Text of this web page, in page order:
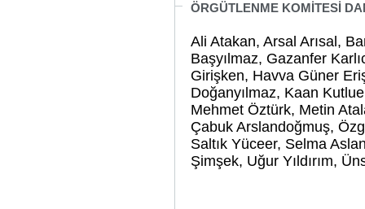
ÖRGÜTLENME KOMİTESİ
Ali Atakan, Arsal Arısal,
Başyılmaz, Gazanfer
Girişken, Havva Güner
Doğanyılmaz, Kaan
Mehmet Öztürk, Metin
Çabuk Arslandoğmuş,
Saltık Yüceer, Selma
Şimşek, Uğur Yıldırım,